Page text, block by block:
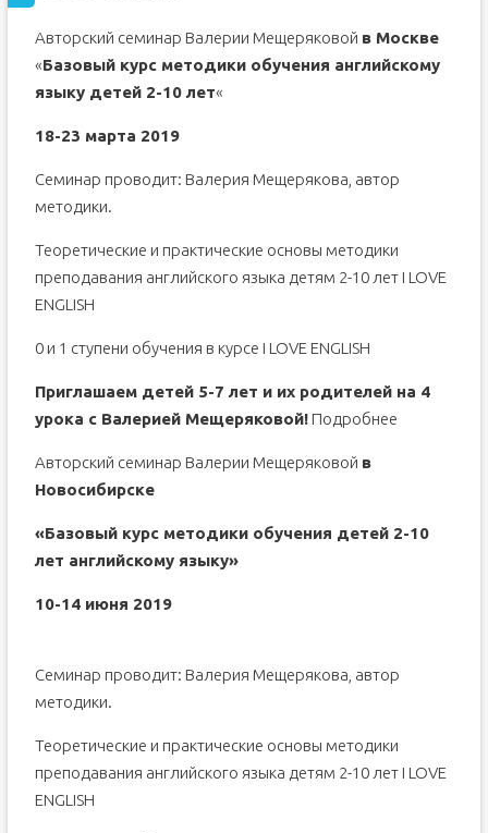
Авторский семинар Валерии Мещеряковой в Москве
«Базовый курс методики обучения английскому
языку детей 2-10 лет«
18-23 марта 2019
Семинар проводит: Валерия Мещерякова, автор
методики.
Теоретические и практические основы методики
преподавания английского языка детям 2-10 лет I LOVE
ENGLISH
0 и 1 ступени обучения в курсе I LOVE ENGLISH
Приглашаем детей 5-7 лет и их родителей на 4
урока с Валерией Мещеряковой!Подробнее
Авторский семинар Валерии Мещеряковой в
Новосибирске
«Базовый курс методики обучения детей 2-10
лет английскому языку»
10-14 июня 2019
Семинар проводит: Валерия Мещерякова, автор
методики.
Теоретические и практические основы методики
преподавания английского языка детям 2-10 лет I LOVE
ENGLISH